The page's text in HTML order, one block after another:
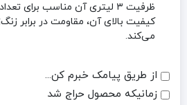
ظرفیت ۳ لیتری آن مناسب برای
کیفیت بالای آن، مقاومت در برابر
می‌کند.
از طریق پیامک خبرم کن...
زمانیکه محصول حراج شد